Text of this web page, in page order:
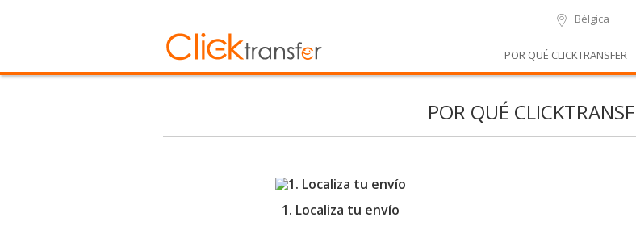
Bélgica
POR QUÉ CLICKTRANSFER
POR QUÉ
1. Localiza tu envío